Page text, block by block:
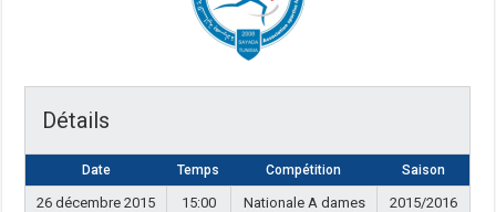
Détails
Date Temps Compétition Saison
26 décembre 2015 15:00 Nationale A dames 2015/2016